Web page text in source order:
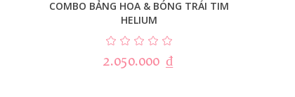
COMBO BẢNG HOA & BÓNG TRÁI TIM
HELIUM
2.050.000 ₫